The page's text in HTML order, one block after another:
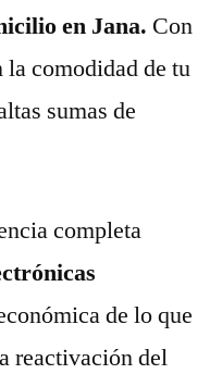
en Jana. Con
comodidad de tu
sumas de
completa
de lo que
reactivación del